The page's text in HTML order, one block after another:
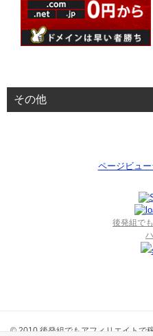
その他
ページビュ
後発組で
© 2010 後発組でもアフィリエイトで